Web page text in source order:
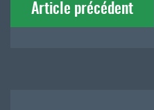
deArticle précédent